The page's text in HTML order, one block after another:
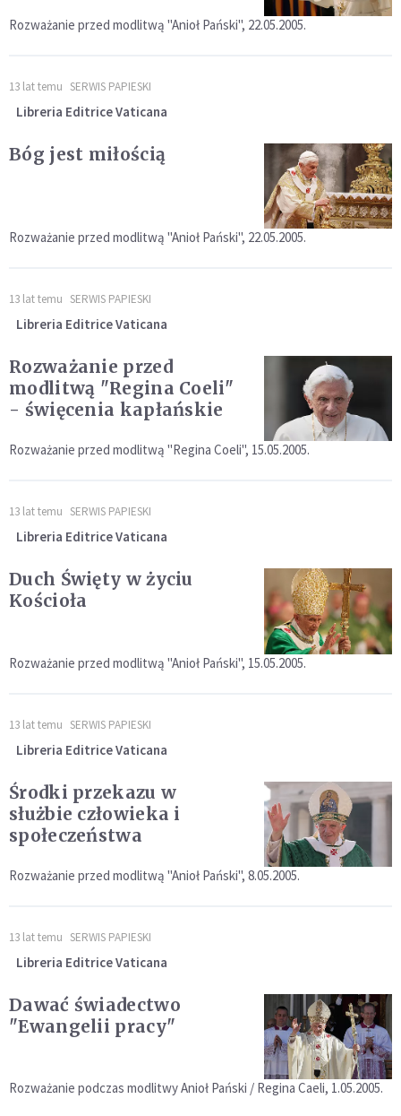
Rozważanie przed modlitwą "Anioł Pański", 22.05.2005.
13 lat temu SERWIS PAPIESKI
Libreria Editrice Vaticana
Bóg jest miłością
Rozważanie przed modlitwą "Anioł Pański", 22.05.2005.
13 lat temu SERWIS PAPIESKI
Libreria Editrice Vaticana
Rozważanie przed
modlitwą "Regina Coeli"
- święcenia kapłańskie
Rozważanie przed modlitwą "Regina Coeli", 15.05.2005.
13 lat temu SERWIS PAPIESKI
Libreria Editrice Vaticana
Duch Święty w życiu
Kościoła
Rozważanie przed modlitwą "Anioł Pański", 15.05.2005.
13 lat temu SERWIS PAPIESKI
Libreria Editrice Vaticana
Środki przekazu w
służbie człowieka i
społeczeństwa
Rozważanie przed modlitwą "Anioł Pański", 8.05.2005.
13 lat temu SERWIS PAPIESKI
Libreria Editrice Vaticana
Dawać świadectwo
"Ewangelii pracy"
Rozważanie podczas modlitwy Anioł Pański / Regina Caeli, 1.05.2005.